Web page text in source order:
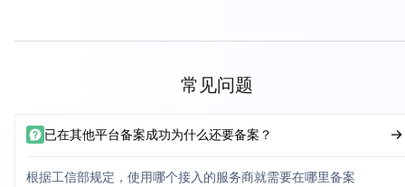
常见问题
已在其他平台备案成功为什么还要备案？
根据工信部规定，使用哪个接入的服务商就需要在哪里备案